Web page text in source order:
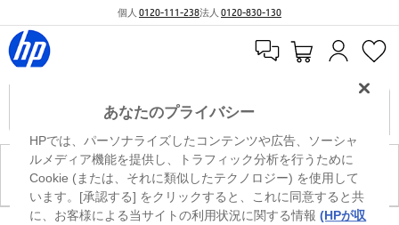
個人 0120-111-238法人 0120-830-130
現在、このカテゴリには商品がありません。
あなたのプライバシー
HPでは、パーソナライズしたコンテンツや広告、ソーシャ
ルメディア機能を提供し、トラフィック分析を行うために
Cookie (または、それに類似したテクノロジー) を使用して
います。[承認する] をクリックすると、これに同意すると共
に、お客様による当サイトの利用状況に関する情報(HPが収